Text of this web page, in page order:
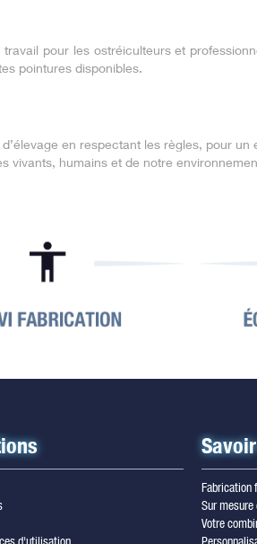
pour les ostréiculteurs et
pointures disponibles.
en respectant les règles, pour
vivants, humains et de notre
Fabrication
Sur
Votre